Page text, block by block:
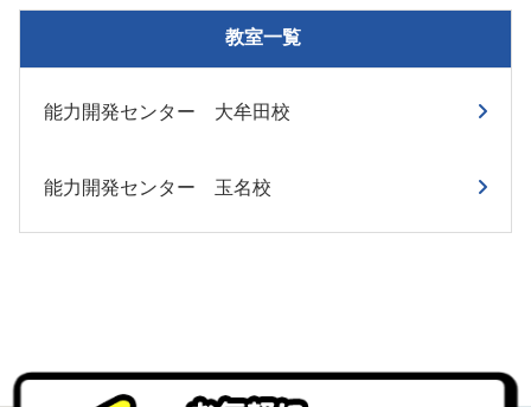
教室一覧
能力開発センター 大牟田校
能力開発センター 玉名校